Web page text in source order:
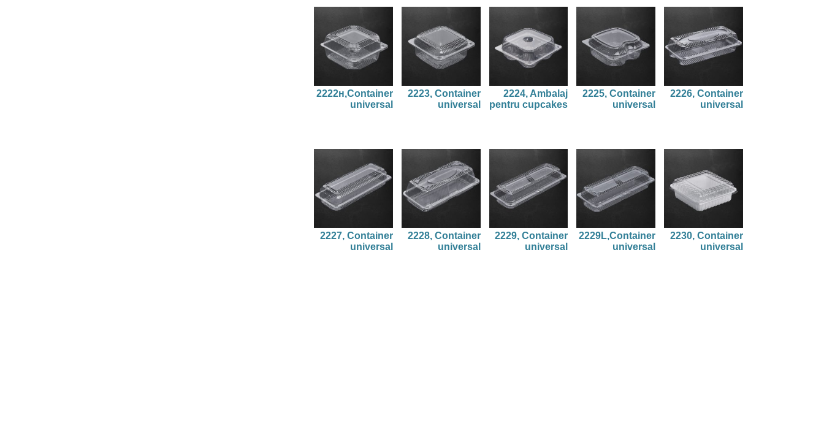
2222н,Container
universal
2223, Container
universal
2224, Ambalaj
pentru cupcakes
2225, Container
universal
2226, Container
universal
2227, Container
universal
2228, Container
universal
2229, Container
universal
2229L,Container
universal
2230, Container
universal